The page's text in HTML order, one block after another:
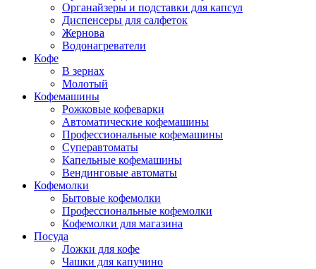
Органайзеры и подставки для капсул
Диспенсеры для салфеток
Жернова
Водонагреватели
Кофе
В зернах
Молотый
Кофемашины
Рожковые кофеварки
Автоматические кофемашины
Профессиональные кофемашины
Суперавтоматы
Капельные кофемашины
Вендинговые автоматы
Кофемолки
Бытовые кофемолки
Профессиональные кофемолки
Кофемолки для магазина
Посуда
Ложки для кофе
Чашки для капучино